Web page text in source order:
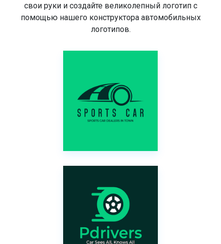
свои руки и создайте великолепный логотип с
помощью нашего конструктора автомобильных
логотипов.